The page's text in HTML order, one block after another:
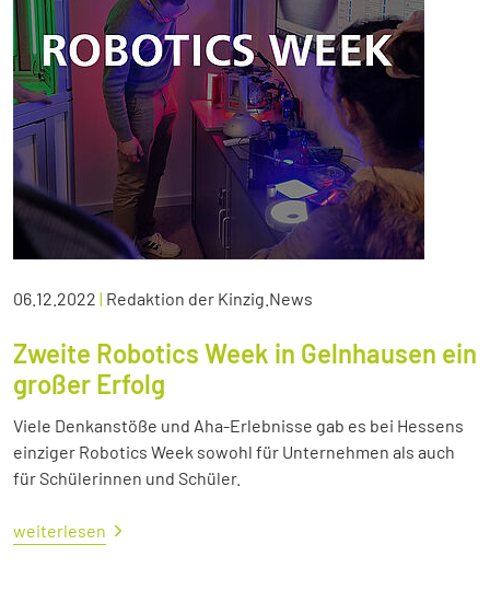
06.12.2022 | Redaktion der Kinzig.News
Zweite Robotics Week in Gelnhausen ein
großer Erfolg
Viele Denkanstöße und Aha-Erlebnisse gab es bei Hessens
einziger Robotics Week sowohl für Unternehmen als auch
für Schülerinnen und Schüler.
weiterlesen